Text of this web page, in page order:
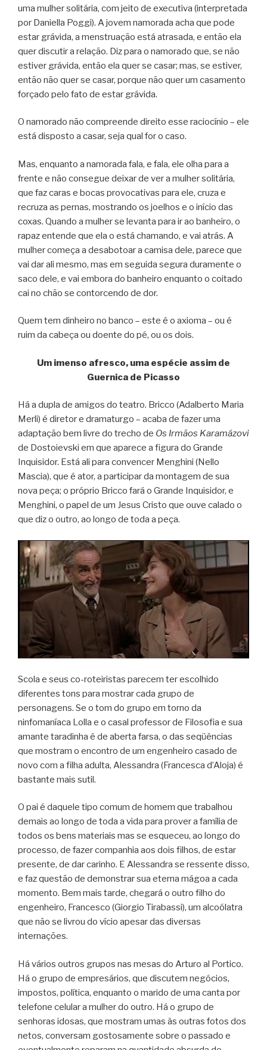
uma mulher solitária, com jeito de executiva (interpretada
por Daniella Poggi). A jovem namorada acha que pode
estar grávida, a menstruação está atrasada, e então ela
quer discutir a relação. Diz para o namorado que, se não
estiver grávida, então ela quer se casar; mas, se estiver,
então não quer se casar, porque não quer um casamento
forçado pelo fato de estar grávida.
O namorado não compreende direito esse raciocínio – ele
está disposto a casar, seja qual for o caso.
Mas, enquanto a namorada fala, e fala, ele olha para a
frente e não consegue deixar de ver a mulher solitária,
que faz caras e bocas provocativas para ele, cruza e
recruza as pernas, mostrando os joelhos e o início das
coxas. Quando a mulher se levanta para ir ao banheiro, o
rapaz entende que ela o está chamando, e vai atrás. A
mulher começa a desabotoar a camisa dele, parece que
vai dar ali mesmo, mas em seguida segura duramente o
saco dele, e vai embora do banheiro enquanto o coitado
cai no chão se contorcendo de dor.
Quem tem dinheiro no banco – este é o axioma – ou é
ruim da cabeça ou doente do pé, ou os dois.
Um imenso afresco, uma espécie assim de
Guernica de Picasso
Há a dupla de amigos do teatro. Bricco (Adalberto Maria
Merli) é diretor e dramaturgo – acaba de fazer uma
adaptação bem livre do trecho de Os Irmãos Karamázovi
de Dostoievski em que aparece a figura do Grande
Inquisidor. Está ali para convencer Menghini (Nello
Mascia), que é ator, a participar da montagem de sua
nova peça; o próprio Bricco fará o Grande Inquisidor, e
Menghini, o papel de um Jesus Cristo que ouve calado o
que diz o outro, ao longo de toda a peça.
Scola e seus co-roteiristas parecem ter escolhido
diferentes tons para mostrar cada grupo de
personagens. Se o tom do grupo em torno da
ninfomaníaca Lolla e o casal professor de Filosofia e sua
amante taradinha é de aberta farsa, o das seqüências
que mostram o encontro de um engenheiro casado de
novo com a filha adulta, Alessandra (Francesca d’Aloja) é
bastante mais sutil.
O pai é daquele tipo comum de homem que trabalhou
demais ao longo de toda a vida para prover a família de
todos os bens materiais mas se esqueceu, ao longo do
processo, de fazer companhia aos dois filhos, de estar
presente, de dar carinho. E Alessandra se ressente disso,
e faz questão de demonstrar sua eterna mágoa a cada
momento. Bem mais tarde, chegará o outro filho do
engenheiro, Francesco (Giorgio Tirabassi), um alcoólatra
que não se livrou do vício apesar das diversas
internações.
Há vários outros grupos nas mesas do Arturo al Portico.
Há o grupo de empresários, que discutem negócios,
impostos, política, enquanto o marido de uma canta por
telefone celular a mulher do outro. Há o grupo de
senhoras idosas, que mostram umas às outras fotos dos
netos, conversam gostosamente sobre o passado e